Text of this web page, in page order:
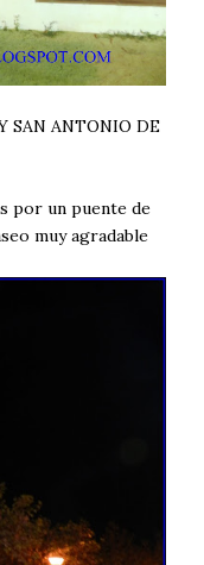
SAN ANTONIO DE
por un puente de
muy agradable